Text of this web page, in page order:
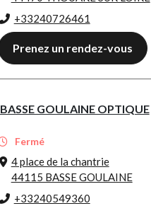
+33240726461
Prenez un rendez-vous
BASSE GOULAINE OPTIQUE
Fermé
4 place de la chantrie
44115 BASSE GOULAINE
+33240549360